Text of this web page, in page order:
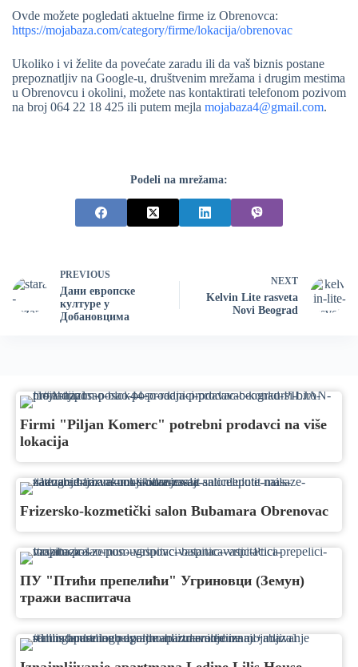
Ovde možete pogledati aktuelne firme iz Obrenovca:
https://mojabaza.com/category/firme/lokacija/obrenovac
Ukoliko i vi želite da povećate zaradu ili da vaš biznis postane
prepoznatljiv na Google-u, društvenim mrežama i drugim mestima
u Obrenovcu i okolini, možete nas kontaktirati telefonom pozivom
na broj 064 22 18 425 ili putem mejla mojabaza4@gmail.com.
Podeli na mrežama:
PREVIOUS
Дани европске
културе у
Добановцима
NEXT
Kelvin Lite rasveta
Novi Beograd
Firmi "Piljan Komerc" potrebni prodavci na više
lokacija
Frizersko-kozmetički salon Bubamara Obrenovac
ПУ "Птићи препелићи" Угриновци (Земун)
тражи васпитача